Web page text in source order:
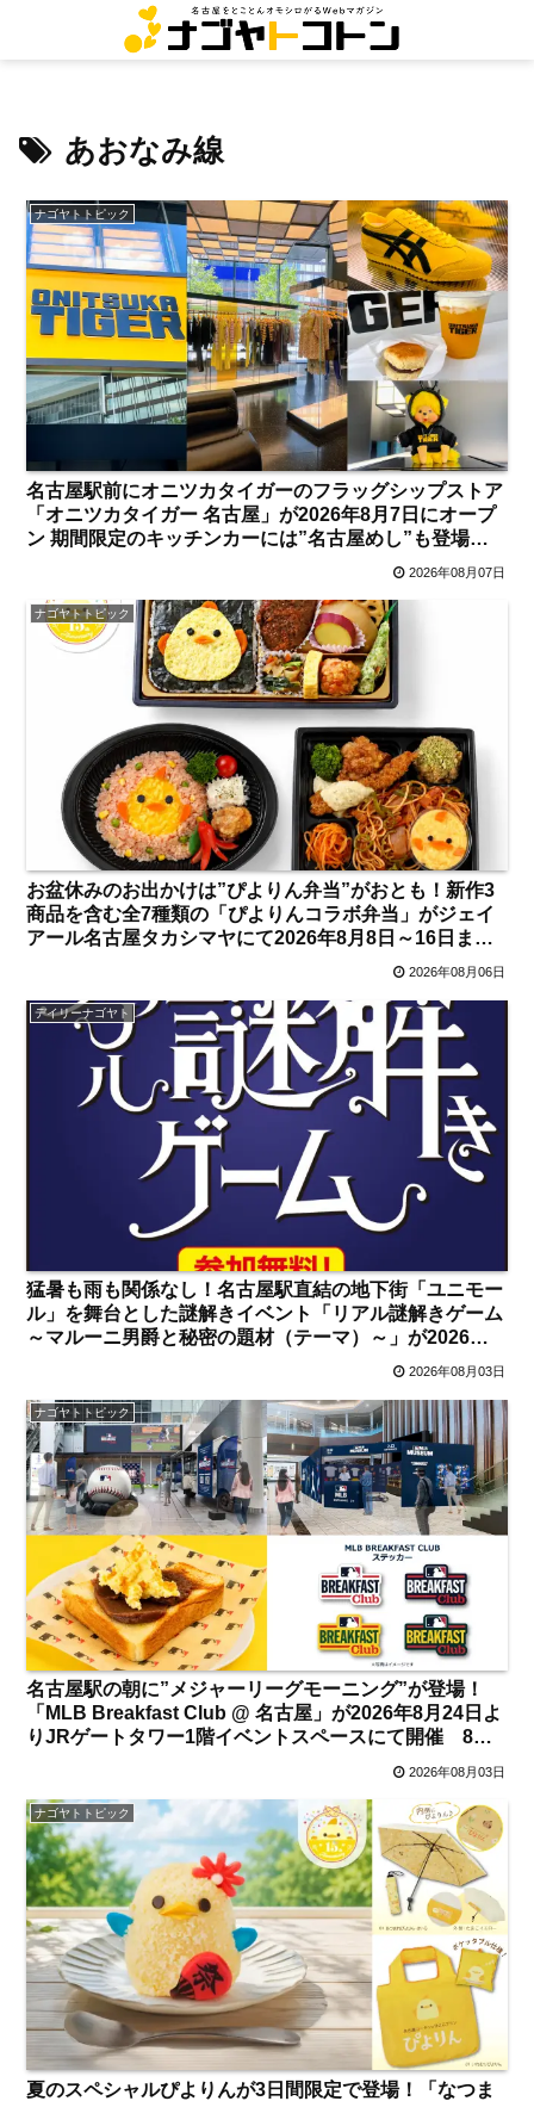
あおなみ線
ナゴヤトトピック
名古屋駅前にオニツカタイガーのフラッグシップストア
「オニツカタイガー 名古屋」が2026年8月7日にオープ
ン 期間限定のキッチンカーには”名古屋めし”も登場
2026年08月07日
ナゴヤトトピック
お盆休みのお出かけは”ぴよりん弁当”がおとも！新作3
商品を含む全7種類の「ぴよりんコラボ弁当」がジェイ
アール名古屋タカシマヤにて2026年8月8日～16日まで
の期間限定発売 注目のお弁当は？【名古屋駅】
2026年08月06日
デイリーナゴヤト
猛暑も雨も関係なし！名古屋駅直結の地下街「ユニモー
ル」を舞台とした謎解きイベント「リアル謎解きゲーム
～マルーニ男爵と秘密の題材（テーマ）～」が2026年8
月5日～16日に開催 参加方法＆お得な賞品は？【名古
2026年08月03日
ナゴヤトトピック
名古屋駅の朝に”メジャーリーグモーニング”が登場！
「MLB Breakfast Club @ 名古屋」が2026年8月24日よ
りJRゲートタワー1階イベントスペースにて開催 8月5
2026年08月03日
ナゴヤトトピック
夏のスペシャルぴよりんが3日間限定で登場！「なつま